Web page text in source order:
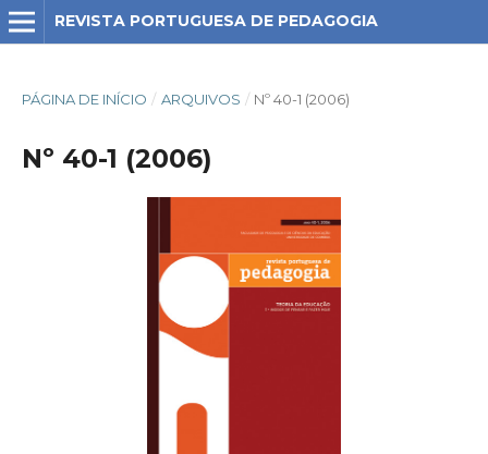
REVISTA PORTUGUESA DE PEDAGOGIA
PÁGINA DE INÍCIO / ARQUIVOS / Nº 40-1 (2006)
Nº 40-1 (2006)